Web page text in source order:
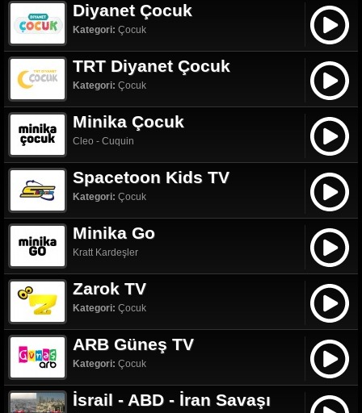
Diyanet Çocuk
Kategori: Çocuk
TRT Diyanet Çocuk
Kategori: Çocuk
Minika Çocuk
Cleo - Cuquin
Spacetoon Kids TV
Kategori: Çocuk
Minika Go
Kratt Kardeşler
Zarok TV
Kategori: Çocuk
ARB Güneş TV
Kategori: Çocuk
İsrail - ABD - İran Savaşı